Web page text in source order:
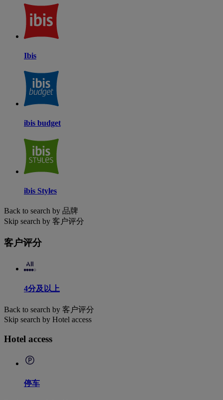
Ibis
ibis budget
ibis Styles
Back to search by 品牌
Skip search by 客户评分
客户评分
4分及以上
Back to search by 客户评分
Skip search by Hotel access
Hotel access
停车